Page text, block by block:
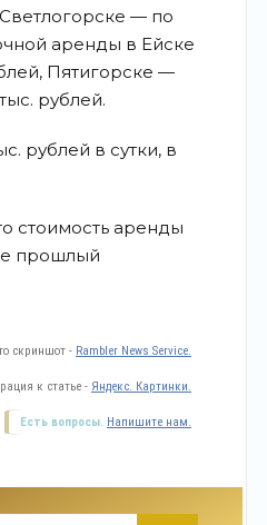
— по
аренды в Ейске
Пятигорске —
рублей.
рублей в сутки, в
стоимость аренды
прошлый
скриншот - Rambler News Service.
к статье - Яндекс. Картинки.
Есть вопросы. Напишите нам.